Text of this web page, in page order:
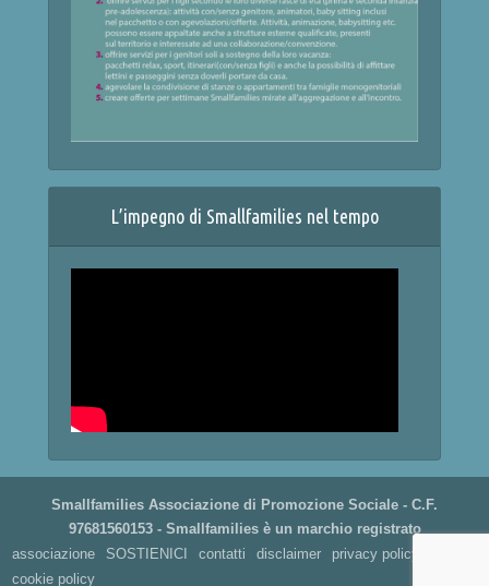
L’impegno di Smallfamilies nel tempo
Smallfamilies Associazione di Promozione Sociale - C.F.
97681560153 - Smallfamilies è un marchio registrato
associazione
SOSTIENICI contatti disclaimer
privacy policy
cookie policy